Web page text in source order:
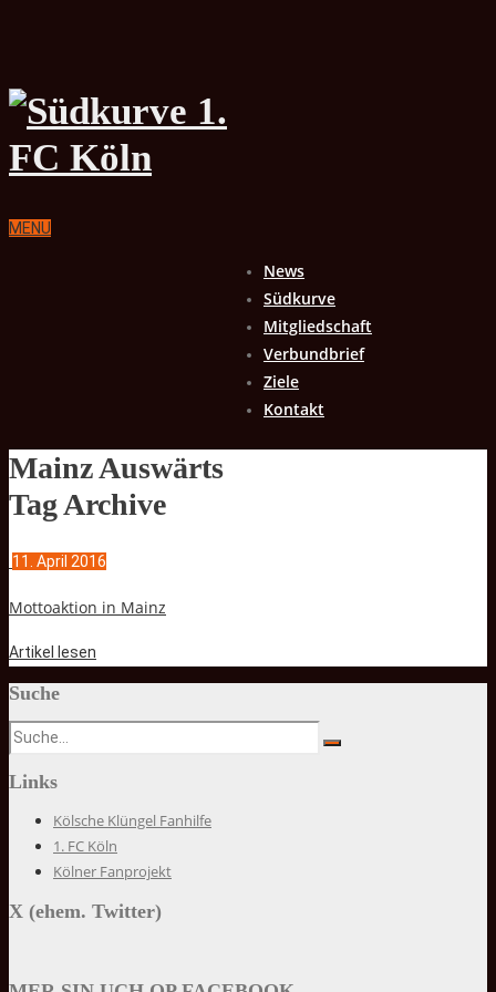
MENU
News
Südkurve
Mitgliedschaft
Verbundbrief
Ziele
Kontakt
Mainz Auswärts
Tag Archive
11. April 2016
Mottoaktion in Mainz
Artikel lesen
Suche
Links
Kölsche Klüngel Fanhilfe
1. FC Köln
Kölner Fanprojekt
X (ehem. Twitter)